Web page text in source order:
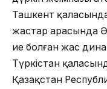
Ташкент
жастар арасында
ие болған жас
Түркістан
Қазақстан